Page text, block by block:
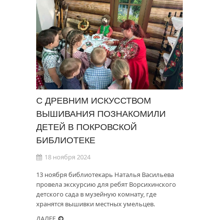
С ДРЕВНИМ ИСКУССТВОМ
ВЫШИВАНИЯ ПОЗНАКОМИЛИ
ДЕТЕЙ В ПОКРОВСКОЙ
БИБЛИОТЕКЕ
18 ноября 2024
13 ноября библиотекарь Наталья Васильева
провела экскурсию для ребят Ворсихинского
детского сада в музейную комнату, где
хранятся вышивки местных умельцев.